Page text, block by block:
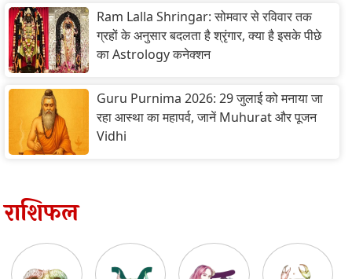
Ram Lalla Shringar: सोमवार से रविवार तक
ग्रहों के अनुसार बदलता है श्रृंगार, क्या है इसके पीछे
का Astrology कनेक्शन
Guru Purnima 2026: 29 जुलाई को मनाया जा
रहा आस्था का महापर्व, जानें Muhurat और पूजन
Vidhi
राशिफल